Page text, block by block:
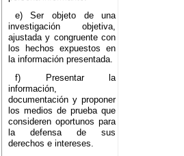
e) Ser objeto de una
investigación objetiva,
ajustada y congruente con
los hechos expuestos en
la información presentada.
f) Presentar la
información,
documentación y proponer
los medios de prueba que
consideren oportunos para
la defensa de sus
derechos e intereses.